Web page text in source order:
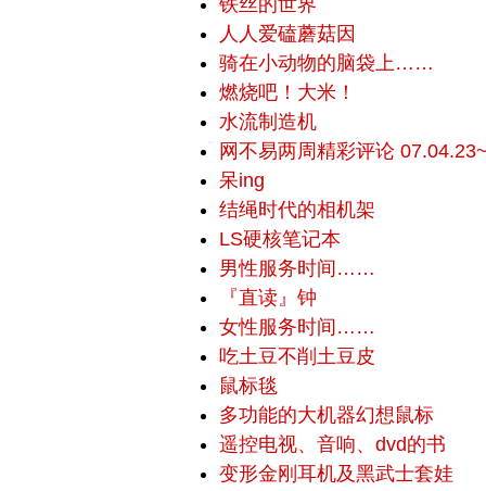
铁丝的世界
人人爱磕蘑菇因
骑在小动物的脑袋上……
燃烧吧！大米！
水流制造机
网不易两周精彩评论
呆ing
结绳时代的相机架
LS硬核笔记本
男性服务时间……
『直读』钟
女性服务时间……
吃土豆不削土豆皮
鼠标毯
多功能的大机器幻想鼠标
遥控电视、音响、dvd的书
变形金刚耳机及黑武士套娃